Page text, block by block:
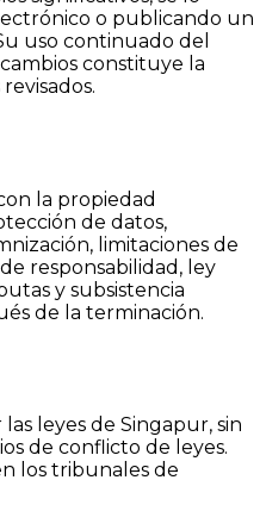
o publicando un
uso continuado del
constituye la
la propiedad
de datos,
limitaciones de
responsabilidad, ley
y subsistencia
de la terminación.
leyes de Singapur, sin
de conflicto de leyes.
los tribunales de